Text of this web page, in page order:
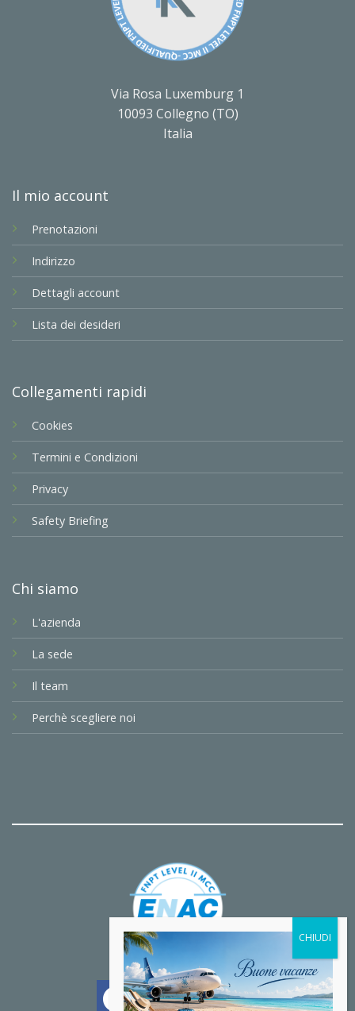
Via Rosa Luxemburg 1
10093 Collegno (TO)
Italia
Il mio account
Prenotazioni
Indirizzo
Dettagli account
Lista dei desideri
Collegamenti rapidi
Cookies
Termini e Condizioni
Privacy
Safety Briefing
Chi siamo
L'azienda
La sede
Il team
Perchè scegliere noi